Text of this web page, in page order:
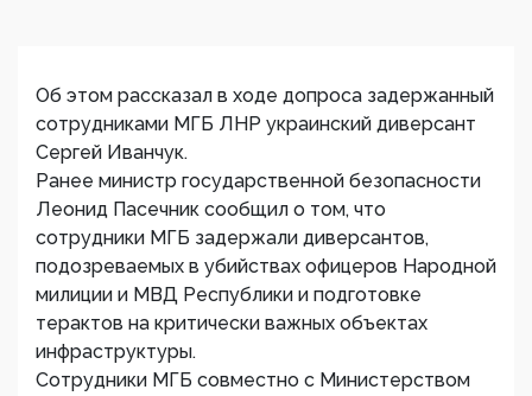
Об этом рассказал в ходе допроса задержанный
сотрудниками МГБ ЛНР украинский диверсант
Сергей Иванчук.
Ранее министр государственной безопасности
Леонид Пасечник сообщил о том, что
сотрудники МГБ задержали диверсантов,
подозреваемых в убийствах офицеров Народной
милиции и МВД Республики и подготовке
терактов на критически важных объектах
инфраструктуры.
Сотрудники МГБ совместно с Министерством